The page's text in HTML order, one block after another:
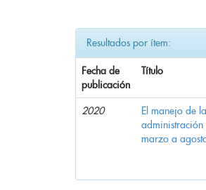
Resultados por ítem:
Fecha de
publicación
Título
2020
El manejo de
administración
marzo a